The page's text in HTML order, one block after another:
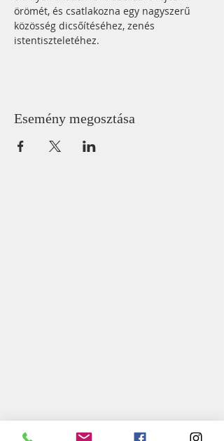
örömét, és csatlakozna egy nagyszerű
közösség dicsőítéséhez, zenés
istentiszteletéhez.
Esemény megosztása